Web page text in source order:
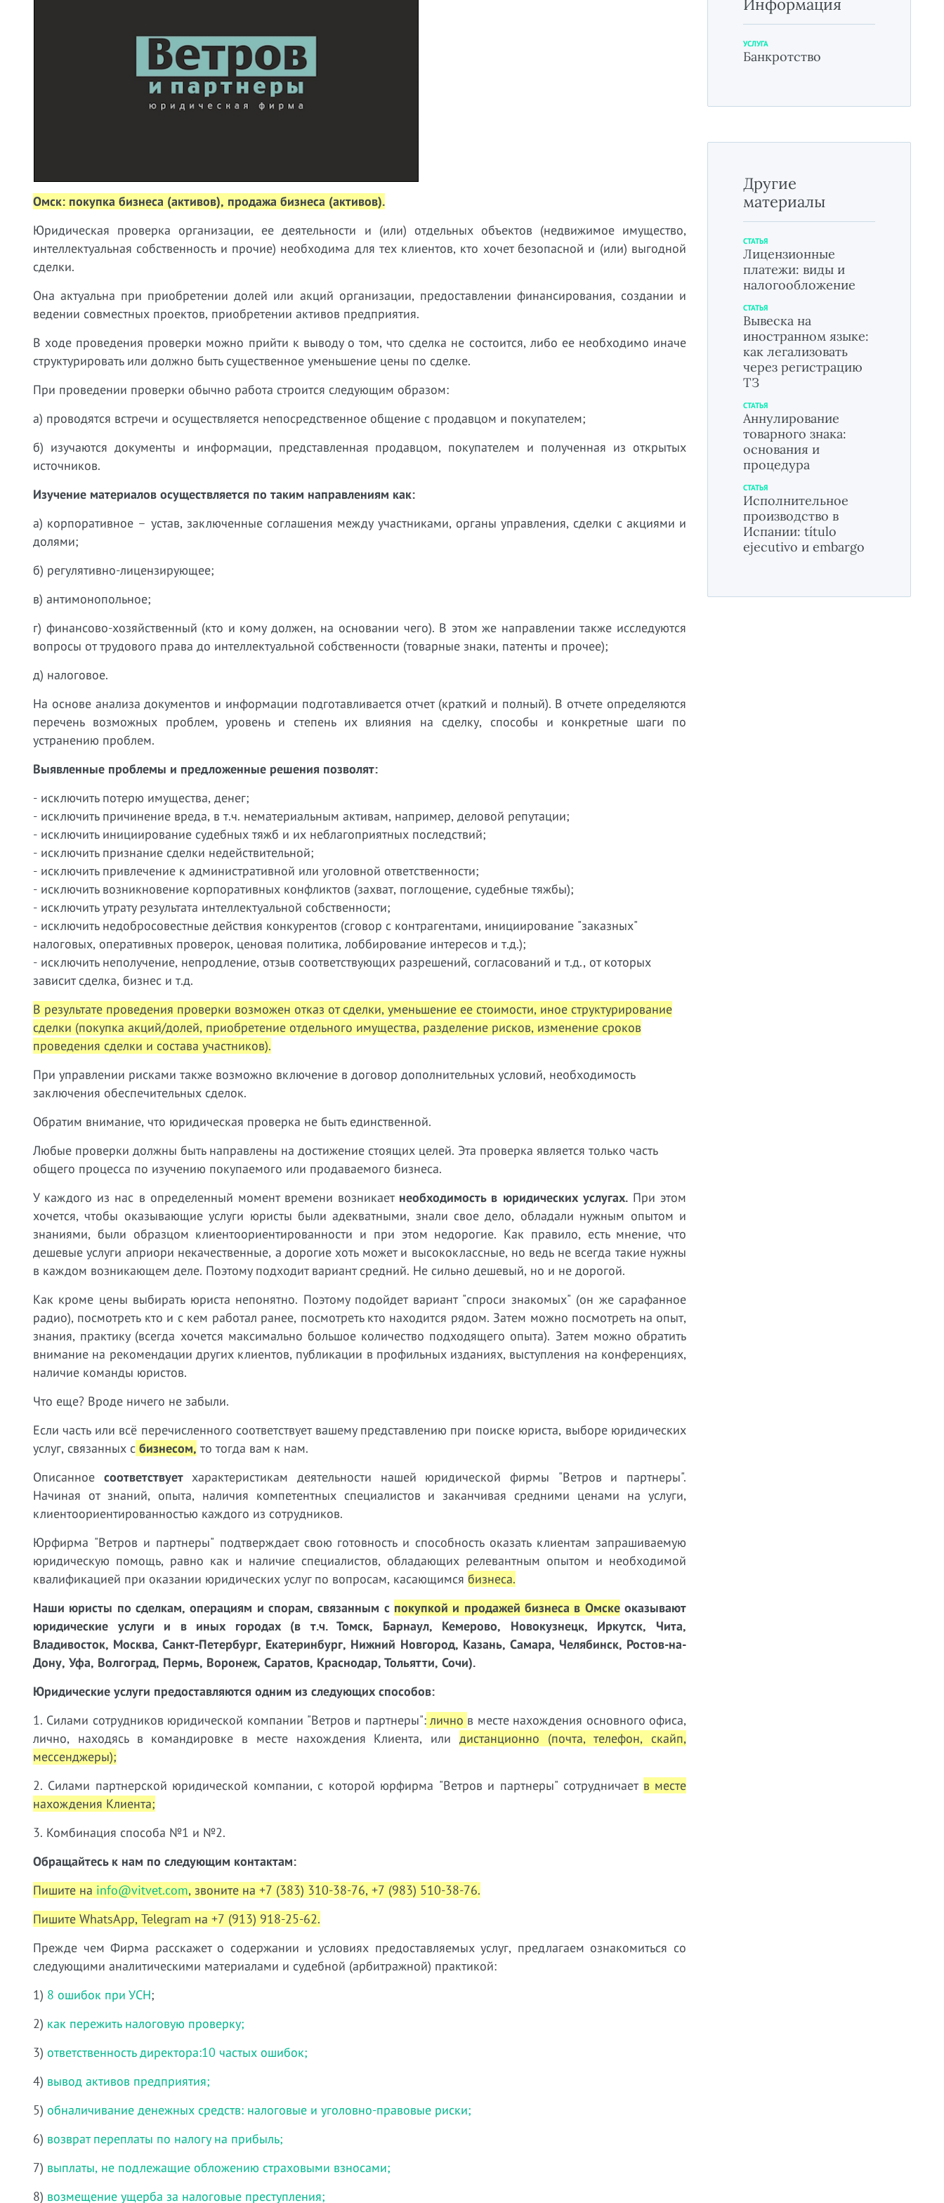
Омск: покупка бизнеса (активов), продажа бизнеса (активов).
Юридическая проверка организации, ее деятельности и (или) отдельных объектов (недвижимое имущество,
интеллектуальная собственность и прочие) необходима для тех клиентов, кто хочет безопасной и (или) выгодной
сделки.
Она актуальна при приобретении долей или акций организации, предоставлении финансирования, создании и
ведении совместных проектов, приобретении активов предприятия.
В ходе проведения проверки можно прийти к выводу о том, что сделка не состоится, либо ее необходимо иначе
структурировать или должно быть существенное уменьшение цены по сделке.
При проведении проверки обычно работа строится следующим образом:
а) проводятся встречи и осуществляется непосредственное общение с продавцом и покупателем;
б) изучаются документы и информации, представленная продавцом, покупателем и полученная из открытых
источников.
Изучение материалов осуществляется по таким направлениям как:
а) корпоративное – устав, заключенные соглашения между участниками, органы управления, сделки с акциями и
долями;
б) регулятивно-лицензирующее;
в) антимонопольное;
г) финансово-хозяйственный (кто и кому должен, на основании чего). В этом же направлении также исследуются
вопросы от трудового права до интеллектуальной собственности (товарные знаки, патенты и прочее);
д) налоговое.
На основе анализа документов и информации подготавливается отчет (краткий и полный). В отчете определяются
перечень возможных проблем, уровень и степень их влияния на сделку, способы и конкретные шаги по
устранению проблем.
Выявленные проблемы и предложенные решения позволят:
- исключить потерю имущества, денег;
- исключить причинение вреда, в т.ч. нематериальным активам, например, деловой репутации;
- исключить инициирование судебных тяжб и их неблагоприятных последствий;
- исключить признание сделки недействительной;
- исключить привлечение к административной или уголовной ответственности;
- исключить возникновение корпоративных конфликтов (захват, поглощение, судебные тяжбы);
- исключить утрату результата интеллектуальной собственности;
- исключить недобросовестные действия конкурентов (сговор с контрагентами, инициирование "заказных"
налоговых, оперативных проверок, ценовая политика, лоббирование интересов и т.д.);
- исключить неполучение, непродление, отзыв соответствующих разрешений, согласований и т.д., от которых
зависит сделка, бизнес и т.д.
В результате проведения проверки возможен отказ от сделки, уменьшение ее стоимости, иное структурирование
сделки (покупка акций/долей, приобретение отдельного имущества, разделение рисков, изменение сроков
проведения сделки и состава участников).
При управлении рисками также возможно включение в договор дополнительных условий, необходимость
заключения обеспечительных сделок.
Обратим внимание, что юридическая проверка не быть единственной.
Любые проверки должны быть направлены на достижение стоящих целей. Эта проверка является только часть
общего процесса по изучению покупаемого или продаваемого бизнеса.
У каждого из нас в определенный момент времени возникает необходимость в юридических услугах.При этом
хочется, чтобы оказывающие услуги юристы были адекватными, знали свое дело, обладали нужным опытом и
знаниями, были образцом клиентоориентированности и при этом недорогие. Как правило, есть мнение, что
дешевые услуги априори некачественные, а дорогие хоть может и высококлассные, но ведь не всегда такие нужны
в каждом возникающем деле. Поэтому подходит вариант средний. Не сильно дешевый, но и не дорогой.
Как кроме цены выбирать юриста непонятно. Поэтому подойдет вариант "спроси знакомых" (он же сарафанное
радио), посмотреть кто и с кем работал ранее, посмотреть кто находится рядом. Затем можно посмотреть на опыт,
знания, практику (всегда хочется максимально большое количество подходящего опыта). Затем можно обратить
внимание на рекомендации других клиентов, публикации в профильных изданиях, выступления на конференциях,
наличие команды юристов.
Что еще? Вроде ничего не забыли.
Если часть или всё перечисленного соответствует вашему представлению при поиске юриста, выборе юридических
услуг, связанных с бизнесом, то тогда вам к нам.
Описанное соответствуетхарактеристикам деятельности нашей юридической фирмы "Ветров и партнеры".
Начиная от знаний, опыта, наличия компетентных специалистов и заканчивая средними ценами на услуги,
клиентоориентированностью каждого из сотрудников.
Юрфирма "Ветров и партнеры" подтверждает свою готовность и способность оказать клиентам запрашиваемую
юридическую помощь, равно как и наличие специалистов, обладающих релевантным опытом и необходимой
квалификацией при оказании юридических услуг по вопросам, касающимся бизнеса.
Наши юристы по сделкам, операциям и спорам, связанным с покупкой и продажей бизнеса в Омскеоказывают
юридические услуги и в иных городах (в т.ч. Томск, Барнаул, Кемерово, Новокузнецк, Иркутск, Чита,
Владивосток, Москва, Санкт-Петербург, Екатеринбург, Нижний Новгород, Казань, Самара, Челябинск, Ростов-на-
Дону, Уфа, Волгоград, Пермь, Воронеж, Саратов, Краснодар, Тольятти, Сочи).
Юридические услуги предоставляются одним из следующих способов:
1. Силами сотрудников юридической компании "Ветров и партнеры":лично в месте нахождения основного офиса,
лично, находясь в командировке в месте нахождения Клиента, или дистанционно (почта, телефон, скайп,
мессенджеры);
2. Силами партнерской юридической компании, с которой юрфирма "Ветров и партнеры" сотрудничает в месте
нахождения Клиента;
3. Комбинация способа №1 и №2.
Обращайтесь к нам по следующим контактам:
Пишите на info@vitvet.com, звоните на +7 (383) 310-38-76, +7 (983) 510-38-76.
Пишите WhatsApp, Telegram на +7 (913) 918-25-62.
Прежде чем Фирма расскажет о содержании и условиях предоставляемых услуг, предлагаем ознакомиться со
следующими аналитическими материалами и судебной (арбитражной) практикой:
1) 8 ошибок при УСН;
2) как пережить налоговую проверку;
3) ответственность директора:10 частых ошибок;
4) вывод активов предприятия;
5) обналичивание денежных средств: налоговые и уголовно-правовые риски;
6) возврат переплаты по налогу на прибыль;
7) выплаты, не подлежащие обложению страховыми взносами;
8) возмещение ущерба за налоговые преступления;
УСЛУГА
Банкротство
Другие
материалы
СТАТЬЯ
Лицензионные
платежи: виды и
налогообложение
СТАТЬЯ
Вывеска на
иностранном языке:
как легализовать
через регистрацию
ТЗ
СТАТЬЯ
Аннулирование
товарного знака:
основания и
процедура
СТАТЬЯ
Исполнительное
производство в
Испании: título
ejecutivo и embargo